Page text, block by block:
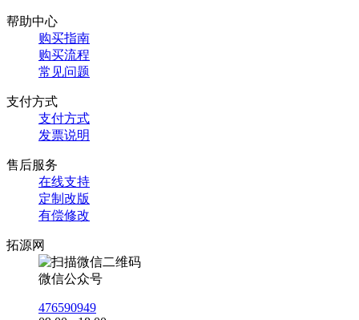
帮助中心
购买指南
购买流程
常见问题
支付方式
支付方式
发票说明
售后服务
在线支持
定制改版
有偿修改
拓源网
微信公众号
476590949